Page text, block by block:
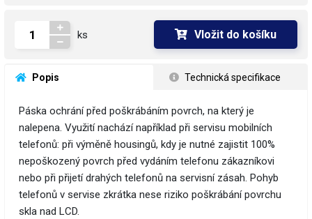
ks Vložit do košíku
Popis Technická specifikace
Páska ochrání před poškrábáním povrch, na který je
nalepena. Využití nachází například při servisu mobilních
telefonů: při výměně housingů, kdy je nutné zajistit 100%
nepoškozený povrch před vydáním telefonu zákazníkovi
nebo při přijetí drahých telefonů na servisní zásah. Pohyb
telefonů v servise zkrátka nese riziko poškrábání povrchu
skla nad LCD.